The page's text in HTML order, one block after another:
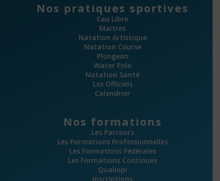
Nos pratiques sportives
Eau Libre
Maitres
Natation Artistique
Natation Course
Plongeon
Water Polo
Natation Santé
Les Officiels
Calendrier
Nos formations
Les Parcours
Les Formations Professionnelles
Les Formations Fédérales
Les Formations Continues
Qualiopi
Inscriptions